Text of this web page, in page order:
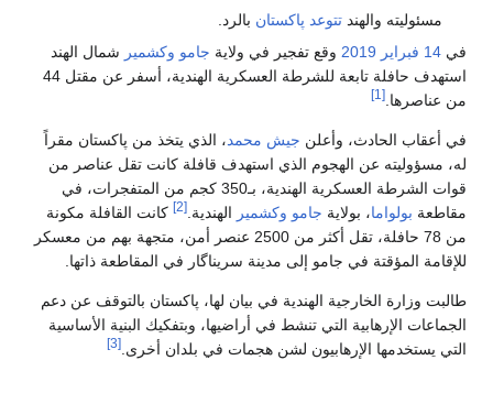
مسئوليته والهندتتوعد پاكستان بالرد.
في 14 فبراير 2019 وقع تفجير في ولاية جامو وكشمير شمال الهند
استهدف حافلة تابعة للشرطة العسكرية الهندية، أسفر عن مقتل 44
من عناصرها.[1]
في أعقاب الحادث، وأعلن جيش محمد، الذي يتخذ من پاكستان مقراً
له، مسؤوليته عن الهجوم الذي استهدف قافلة كانت تقل عناصر من
قوات الشرطة العسكرية الهندية، بـ350 كجم من المتفجرات، في
مقاطعة بولواما، بولاية جامو وكشمير الهندية.[2]
كانت القافلة مكونة
من 78 حافلة، تقل أكثر من 2500 عنصر أمن، متجهة بهم من معسكر
للإقامة المؤقتة في جامو إلى مدينة سريناگار في المقاطعة ذاتها.
طالبت وزارة الخارجية الهندية في بيان لها، پاكستان بالتوقف عن دعم
الجماعات الإرهابية التي تنشط في أراضيها، وبتفكيك البنية الأساسية
التي يستخدمها الإرهابيون لشن هجمات في بلدان أخرى.[3]